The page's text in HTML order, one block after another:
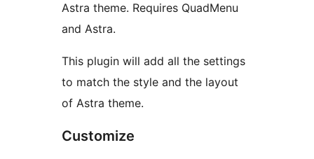
Astra theme. Requires QuadMenu
and Astra.
This plugin will add all the settings
to match the style and the layout
of Astra theme.
Customize